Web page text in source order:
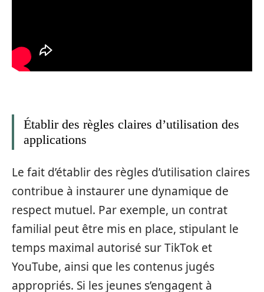
Établir des règles claires d’utilisation des
applications
Le fait d’établir des règles d’utilisation claires
contribue à instaurer une dynamique de
respect mutuel. Par exemple, un contrat
familial peut être mis en place, stipulant le
temps maximal autorisé sur TikTok et
YouTube, ainsi que les contenus jugés
appropriés. Si les jeunes s’engagent à